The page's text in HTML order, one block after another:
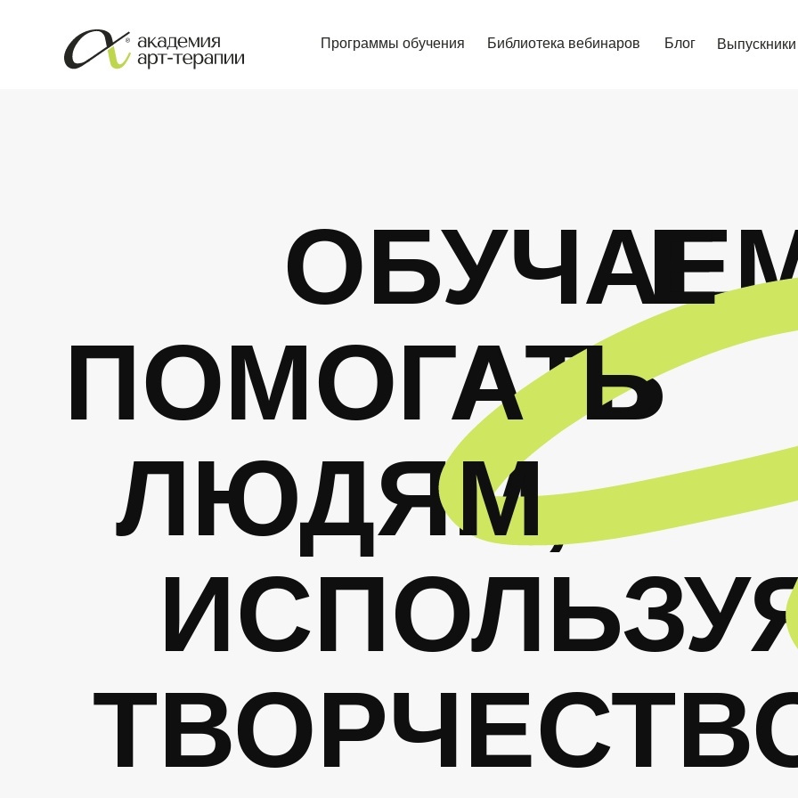
Программы обучения Блог Выпускники
Библиотека вебинаров
ПОМОГАТЬ
ЛЮДЯМ,
Е
А Ь
М